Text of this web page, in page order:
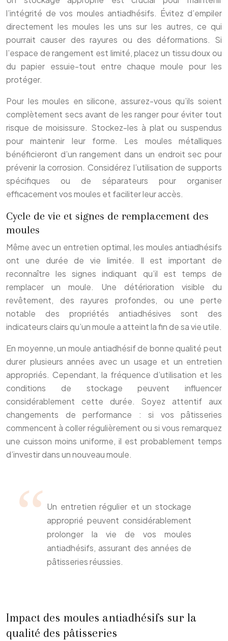
l’intégrité de vos moules antiadhésifs. Évitez d’empiler
directement les moules les uns sur les autres, ce qui
pourrait causer des rayures ou des déformations. Si
l’espace de rangement est limité, placez un tissu doux ou
du papier essuie-tout entre chaque moule pour les
protéger.
Pour les moules en silicone, assurez-vous qu’ils soient
complètement secs avant de les ranger pour éviter tout
risque de moisissure. Stockez-les à plat ou suspendus
pour maintenir leur forme. Les moules métalliques
bénéficieront d’un rangement dans un endroit sec pour
prévenir la corrosion. Considérez l’utilisation de supports
spécifiques ou de séparateurs pour organiser
efficacement vos moules et faciliter leur accès.
Cycle de vie et signes de remplacement des
moules
Même avec un entretien optimal, les moules antiadhésifs
ont une durée de vie limitée. Il est important de
reconnaître les signes indiquant qu’il est temps de
remplacer un moule. Une détérioration visible du
revêtement, des rayures profondes, ou une perte
notable des propriétés antiadhésives sont des
indicateurs clairs qu’un moule a atteint la fin de sa vie utile.
En moyenne, un moule antiadhésif de bonne qualité peut
durer plusieurs années avec un usage et un entretien
appropriés. Cependant, la fréquence d’utilisation et les
conditions de stockage peuvent influencer
considérablement cette durée. Soyez attentif aux
changements de performance : si vos pâtisseries
commencent à coller régulièrement ou si vous remarquez
une cuisson moins uniforme, il est probablement temps
d’investir dans un nouveau moule.
Un entretien régulier et un stockage
approprié peuvent considérablement
prolonger la vie de vos moules
antiadhésifs, assurant des années de
pâtisseries réussies.
Impact des moules antiadhésifs sur la
qualité des pâtisseries